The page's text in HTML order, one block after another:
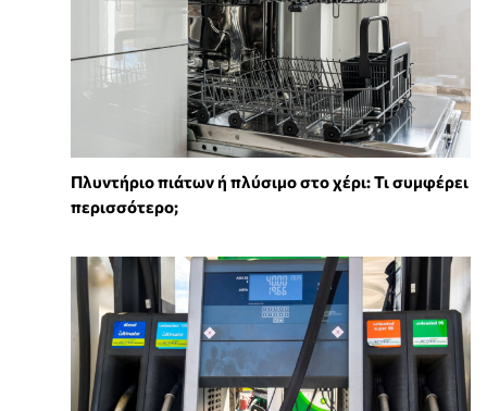
Πλυντήριο πιάτων ή πλύσιμο στο χέρι: Τι συμφέρει
περισσότερο;